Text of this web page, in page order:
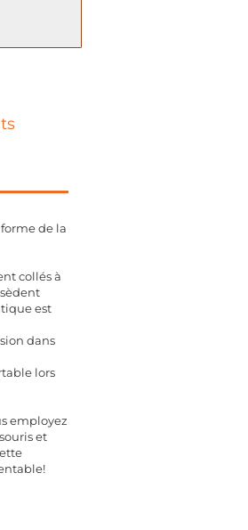
de la
collés à
est
dans
lors
employez
et